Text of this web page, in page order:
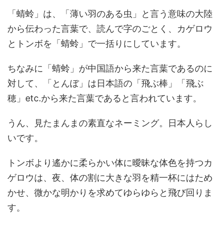
「蜻蛉」は、「薄い羽のある虫」と言う意味の大陸
から伝わった言葉で、読んで字のごとく、カゲロウ
とトンボを「蜻蛉」で一括りにしています。
ちなみに「蜻蛉」が中国語から来た言葉であるのに
対して、「とんぼ」は日本語の「飛ぶ棒」「飛ぶ
穂」etc.から来た言葉であると言われています。
うん、見たまんまの素直なネーミング。日本人らし
いです。
トンボより遙かに柔らかい体に曖昧な体色を持つカ
ゲロウは、夜、体の割に大きな羽を精一杯にはため
かせ、微かな明かりを求めてゆらゆらと飛び回りま
す。